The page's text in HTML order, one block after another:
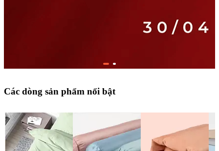
Các dòng sản phẩm nổi bật